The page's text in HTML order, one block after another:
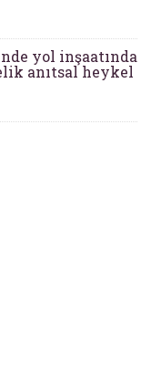
yol inşaatında
anıtsal heykel